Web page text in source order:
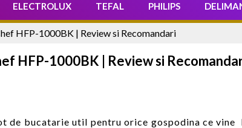
ELECTROLUX TEFAL PHILIPS
HFP-1000BK | Review si Recomandari
HFP-1000BK | Review si
de bucatarie util pentru orice gospodina ce vine